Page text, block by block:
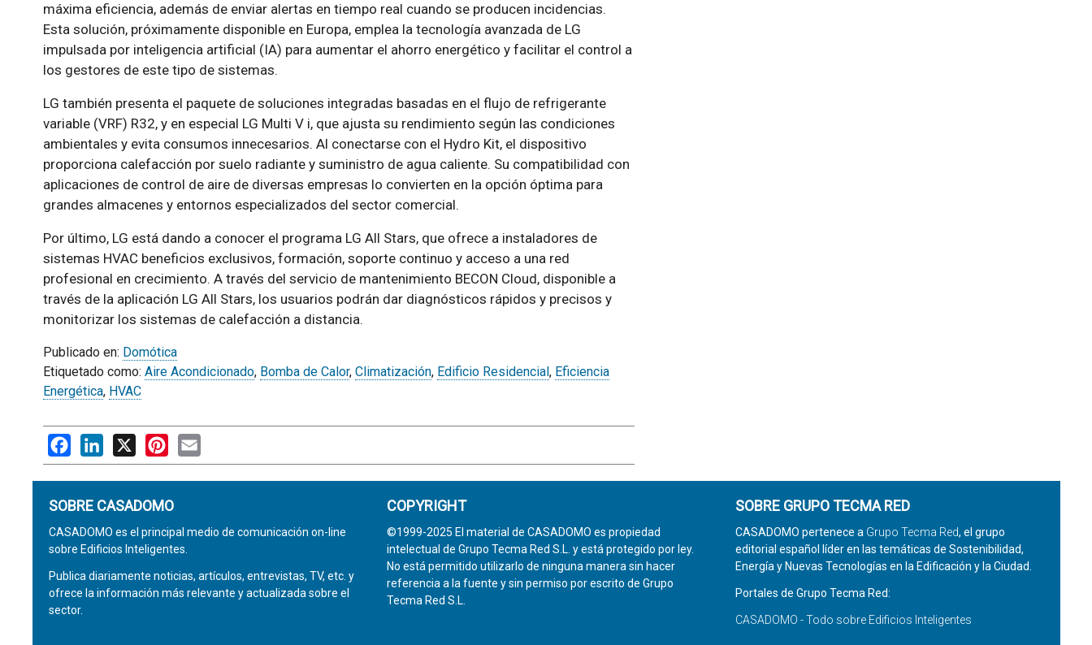
máxima eficiencia, además de enviar alertas en tiempo real cuando se producen incidencias.
Esta solución, próximamente disponible en Europa, emplea la tecnología avanzada de LG
impulsada por inteligencia artificial (IA) para aumentar el ahorro energético y facilitar el control a
los gestores de este tipo de sistemas.
LG también presenta el paquete de soluciones integradas basadas en el flujo de refrigerante
variable (VRF) R32, y en especial LG Multi V i, que ajusta su rendimiento según las condiciones
ambientales y evita consumos innecesarios. Al conectarse con el Hydro Kit, el dispositivo
proporciona calefacción por suelo radiante y suministro de agua caliente. Su compatibilidad con
aplicaciones de control de aire de diversas empresas lo convierten en la opción óptima para
grandes almacenes y entornos especializados del sector comercial.
Por último, LG está dando a conocer el programa LG All Stars, que ofrece a instaladores de
sistemas HVAC beneficios exclusivos, formación, soporte continuo y acceso a una red
profesional en crecimiento. A través del servicio de mantenimiento BECON Cloud, disponible a
través de la aplicación LG All Stars, los usuarios podrán dar diagnósticos rápidos y precisos y
monitorizar los sistemas de calefacción a distancia.
Publicado en: Domótica
Etiquetado como: Aire Acondicionado, Bomba de Calor, Climatización, Edificio Residencial , Eficiencia
Energética, HVAC
FacebookLinkedIn Pinterest
SOBRE CASADOMO
CASADOMO es el principal medio de comunicación on-line
sobre Edificios Inteligentes.
Publica diariamente noticias, artículos, entrevistas, TV, etc. y
ofrece la información más relevante y actualizada sobre el
sector.
COPYRIGHT
©1999-2025 El material de CASADOMO es propiedad
intelectual de Grupo Tecma Red S.L. y está protegido por ley.
No está permitido utilizarlo de ninguna manera sin hacer
referencia a la fuente y sin permiso por escrito de Grupo
Tecma Red S.L.
SOBRE GRUPO TECMA RED
CASADOMO pertenece a Grupo Tecma Red, el grupo
editorial español líder en las temáticas de Sostenibilidad,
Energía y Nuevas Tecnologías en la Edificación y la Ciudad.
Portales de Grupo Tecma Red:
CASADOMO - Todo sobre Edificios Inteligentes